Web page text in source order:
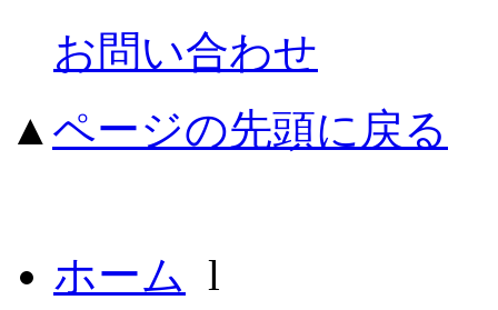
お問い合わせ
▲ ページの先頭に戻る
ホーム l